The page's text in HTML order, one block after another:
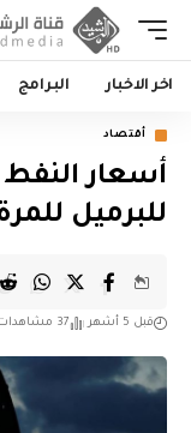
اخر الاخبار البرامج
أقتصاد
للبرميل للمرة
قبل 5 أشهر 37 مشاهدات